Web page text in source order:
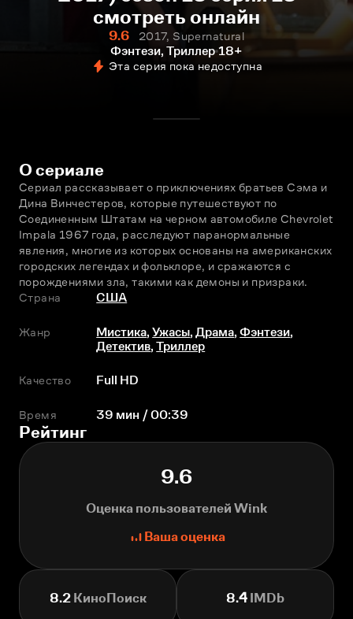
смотреть онлайн
9.6
2017, Supernatural
Фэнтези, Триллер 18+
Эта серия пока недоступна
О сериале
Сериал рассказывает о приключениях братьев Сэма и
Дина Винчестеров, которые путешествуют по
Соединeнным Штатам на чeрном автомобиле Chevrolet
Impala 1967 года, расследуют паранормальные
явления, многие из которых основаны на американских
городских легендах и фольклоре, и сражаются с
порождениями зла, такими как демоны и призраки.
Страна
США
Жанр Мистика,Ужасы,Драма,Фэнтези,
Детектив,Триллер
Качество Full HD
Время 39 мин / 00:39
Рейтинг
9.6
Оценка пользователей Wink
Ваша оценка
8.2КиноПоиск 8.4 IMDb